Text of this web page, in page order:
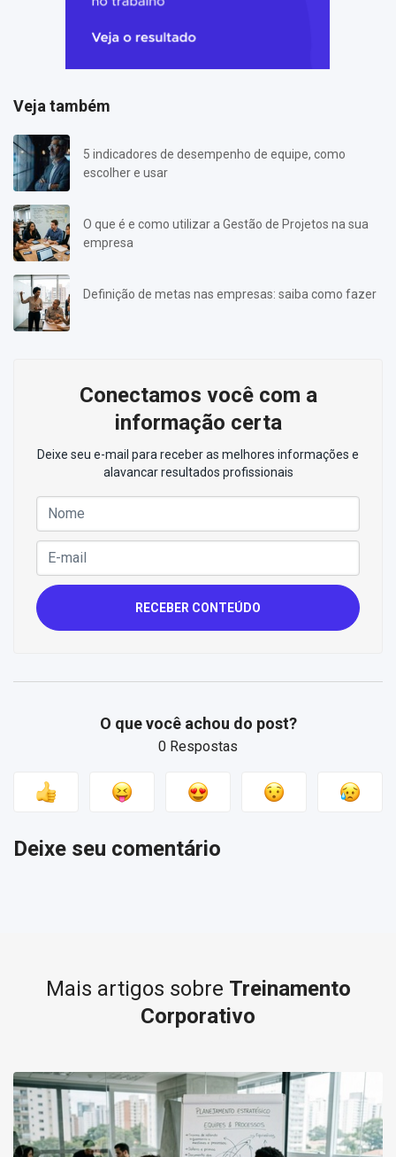
Veja também
5 indicadores de desempenho de equipe, como
escolher e usar
O que é e como utilizar a Gestão de Projetos na sua
empresa
Definição de metas nas empresas: saiba como fazer
Conectamos você com a
informação certa
Deixe seu e-mail para receber as melhores informações e
alavancar resultados profissionais
RECEBER CONTEÚDO
O que você achou do post?
0 Respostas
Deixe seu comentário
Mais artigos sobre Treinamento
Corporativo